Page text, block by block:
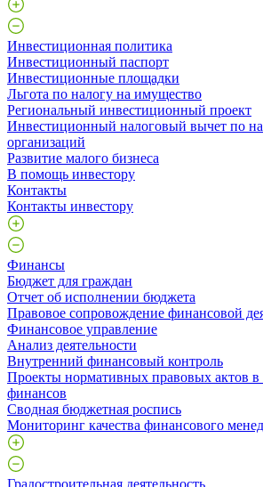
Инвестиционная политика
Инвестиционный паспорт
Инвестиционные площадки
Льгота по налогу на имущество
Региональный инвестиционный проект
Инвестиционный налоговый вычет по
организаций
Развитие малого бизнеса
В помощь инвестору
Контакты
Контакты инвестору
Финансы
Бюджет для граждан
Отчет об исполнении бюджета
Правовое сопровождение финансовой
Финансовое управление
Анализ деятельности
Внутренний финансовый контроль
Проекты нормативных правовых актов в
финансов
Сводная бюджетная роспись
Мониторинг качества финансового
Градостроительная деятельность